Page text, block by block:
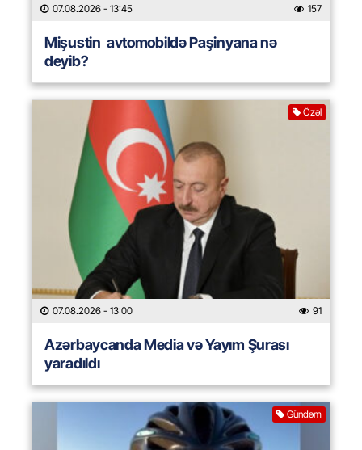
07.08.2026 - 13:45 157
Mişustin avtomobildə Paşinyana nə
deyib?
Özəl
07.08.2026 - 13:00 91
Azərbaycanda Media və Yayım Şurası
yaradıldı
Gündəm